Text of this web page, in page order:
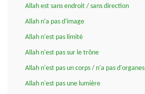
Allah est sans endroit / sans direction
Allah n'a pas d'image
Allah n'est pas limité
Allah n'est pas sur le trône
Allah n'est pas un corps / n'a pas d'organes
Allah n'est pas une lumière